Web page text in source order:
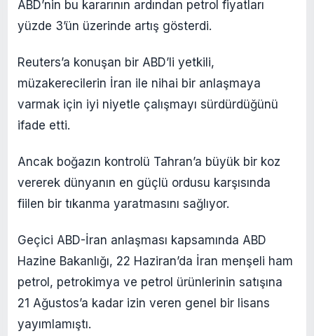
ABD’nin bu kararının ardından petrol fiyatları
yüzde 3’ün üzerinde artış gösterdi.
Reuters’a konuşan bir ABD’li yetkili,
müzakerecilerin İran ile nihai bir anlaşmaya
varmak için iyi niyetle çalışmayı sürdürdüğünü
ifade etti.
Ancak boğazın kontrolü Tahran’a büyük bir koz
vererek dünyanın en güçlü ordusu karşısında
fiilen bir tıkanma yaratmasını sağlıyor.
Geçici ABD-İran anlaşması kapsamında ABD
Hazine Bakanlığı, 22 Haziran’da İran menşeli ham
petrol, petrokimya ve petrol ürünlerinin satışına
21 Ağustos’a kadar izin veren genel bir lisans
yayımlamıştı.